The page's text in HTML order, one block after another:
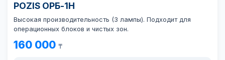
POZIS ОРБ-1Н
Высокая производительность (3 лампы). Подходит для
операционных блоков и чистых зон.
160 000 ₸